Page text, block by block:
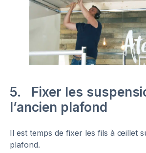
5. Fixer les
l’ancien plafond
Il est temps de fixer les fils à œillet
plafond.